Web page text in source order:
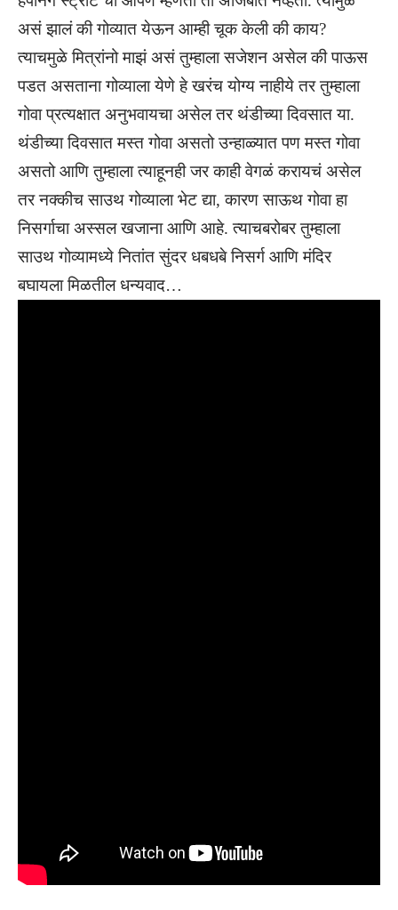
असं झालं की गोव्यात येऊन आम्ही चूक केली की काय?
त्याचमुळे मित्रांनो माझं असं तुम्हाला सजेशन असेल की पाऊस
पडत असताना गोव्याला येणे हे खरंच योग्य नाहीये तर तुम्हाला
गोवा प्रत्यक्षात अनुभवायचा असेल तर थंडीच्या दिवसात या.
थंडीच्या दिवसात मस्त गोवा असतो उन्हाळ्यात पण मस्त गोवा
असतो आणि तुम्हाला त्याहूनही जर काही वेगळं करायचं असेल
तर नक्कीच साउथ गोव्याला भेट द्या, कारण साऊथ गोवा हा
निसर्गाचा अस्सल खजाना आणि आहे. त्याचबरोबर तुम्हाला
साउथ गोव्यामध्ये नितांत सुंदर धबधबे निसर्ग आणि मंदिर
बघायला मिळतील धन्यवाद…